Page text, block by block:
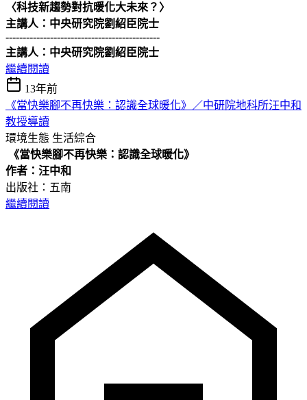
〈科技新趨勢對抗暖化大未來？〉
主講人：中央研究院劉紹臣院士
---------------------------------------------
主講人：中央研究院劉紹臣院士
繼續閱讀
13年前
《當快樂腳不再快樂：認識全球暖化》／中研院地科所汪中和
教授導讀
環境生態 生活綜合
《當快樂腳不再快樂：認識全球暖化》
作者：汪中和
出版社：五南
繼續閱讀